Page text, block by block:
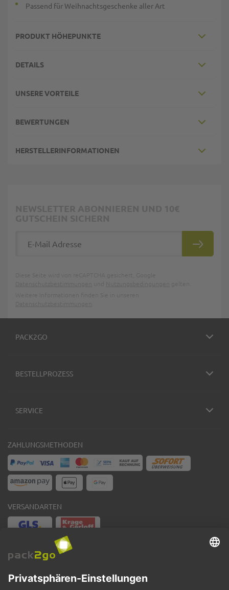
Passend für Weihnachtsgeschenke aller Art
PRODUKT HÖHEPUNKTE
DETAILS
UNSERE VORTEILE
BEWERTUNGEN
HERSTELLERINFORMATIONEN
PACK2GO
BESTELLPROZESS
SERVICE
ZAHLUNGSMETHODEN
VERSANDARTEN
FacebookInstagram